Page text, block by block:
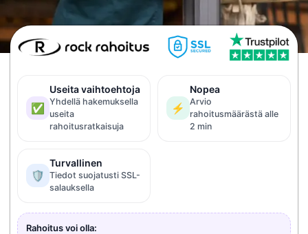
✅
Useita vaihtoehtoja
Yhdellä hakemuksella
useita
rahoitusratkaisuja
⚡
Nopea
Arvio
rahoitusmäärästä alle
2 min
🛡️
Turvallinen
Tiedot suojatusti SSL-
salauksella
Rahoitus voi olla: